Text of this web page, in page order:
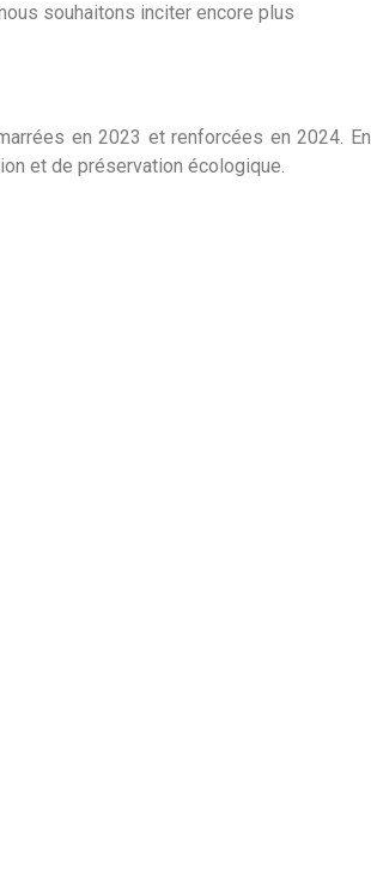
souhaitons inciter encore plus
en 2023 et renforcées en 2024. En
et de préservation écologique.